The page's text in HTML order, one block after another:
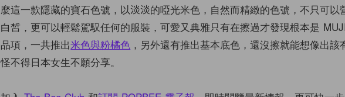
麼這一款隱藏的寶石色號，以淡淡的啞光米色，自然而精緻的色號，不只可以
白皙，更可以輕鬆駕馭任何的服裝，可愛又典雅只有在擦過才發現根本是
品項，一共推出米色與粉橘色 ，另外還有推出基本底色，還沒擦就能想像出該
怪不得日本女生不願分享。